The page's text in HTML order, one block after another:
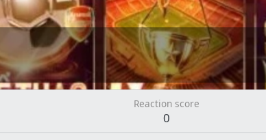
Reaction score
0